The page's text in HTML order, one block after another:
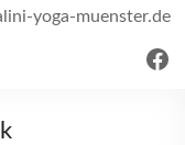
yoga-muenster.de